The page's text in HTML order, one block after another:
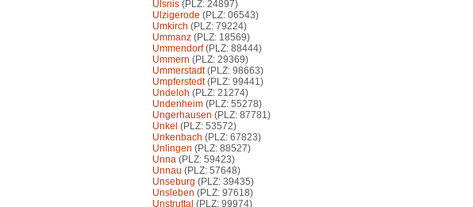
Ulsnis (PLZ: 24897)
Ulzigerode (PLZ: 06543)
Umkirch (PLZ: 79224)
Ummanz (PLZ: 18569)
Ummendorf(PLZ: 88444)
Ummern (PLZ: 29369)
Ummerstadt(PLZ: 98663)
Umpferstedt(PLZ: 99441)
Undeloh (PLZ: 21274)
Undenheim (PLZ: 55278)
Ungerhausen (PLZ: 87781)
Unkel (PLZ: 53572)
Unkenbach (PLZ: 67823)
Unlingen (PLZ: 88527)
Unna (PLZ: 59423)
Unnau (PLZ: 57648)
Unseburg (PLZ: 39435)
Unsleben (PLZ: 97618)
Unstruttal (PLZ: 99974)